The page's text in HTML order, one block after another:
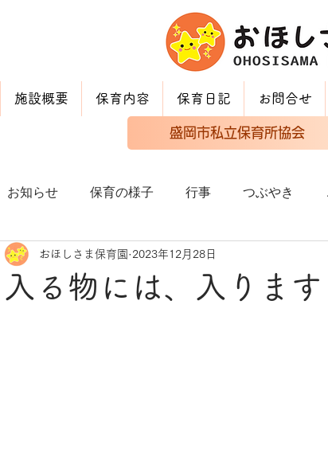
施設概要 保育内容 保育日記 お問合せ
盛岡市私立保育所協会
お知らせ 保育の様子 行事 つぶやき
入る物には、入ります
おほしさま保育園 2023年12月28日